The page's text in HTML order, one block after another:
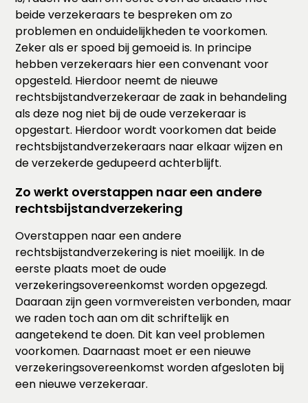
beide verzekeraars te bespreken om zo
problemen en onduidelijkheden te voorkomen.
Zeker als er spoed bij gemoeid is. In principe
hebben verzekeraars hier een convenant voor
opgesteld. Hierdoor neemt de nieuwe
rechtsbijstandverzekeraar de zaak in behandeling
als deze nog niet bij de oude verzekeraar is
opgestart. Hierdoor wordt voorkomen dat beide
rechtsbijstandverzekeraars naar elkaar wijzen en
de verzekerde gedupeerd achterblijft.
Zo werkt overstappen naar een andere
rechtsbijstandverzekering
Overstappen naar een andere
rechtsbijstandverzekering is niet moeilijk. In de
eerste plaats moet de oude
verzekeringsovereenkomst worden opgezegd.
Daaraan zijn geen vormvereisten verbonden, maar
we raden toch aan om dit schriftelijk en
aangetekend te doen. Dit kan veel problemen
voorkomen. Daarnaast moet er een nieuwe
verzekeringsovereenkomst worden afgesloten bij
een nieuwe verzekeraar.